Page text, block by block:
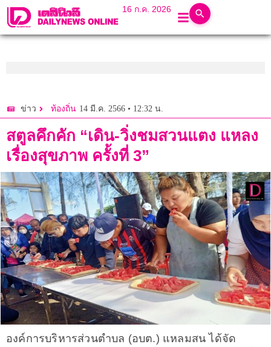
16 ก.ค. 2026
ข่าว ท้องถิ่น 14 มี.ค. 2566 • 12:32 น.
สตูลคึกคัก “เดิน-วิ่งชมสวนแตง แหลง
เรื่องสุขภาพ ครั้งที่ 3”
องค์การบริหารส่วนตำบล (อบต.) แหลมสน ได้จัด